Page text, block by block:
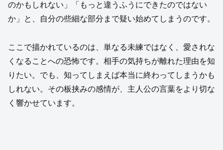
のかもしれない」「もっと違うふうにできたのではない
か」と、自分の些細な部分まで疑い始めてしまうのです。
ここで描かれているのは、単なる未練ではなく、愛されな
くなることへの恐怖です。相手の気持ちが離れた理由を知
りたい。でも、知ってしまえば本当に終わってしまうかも
しれない。その板挟みの感情が、主人公の言葉をより切な
く響かせています。